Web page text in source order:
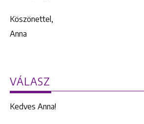
Köszönettel,
Anna
VÁLASZ
Kedves Anna!